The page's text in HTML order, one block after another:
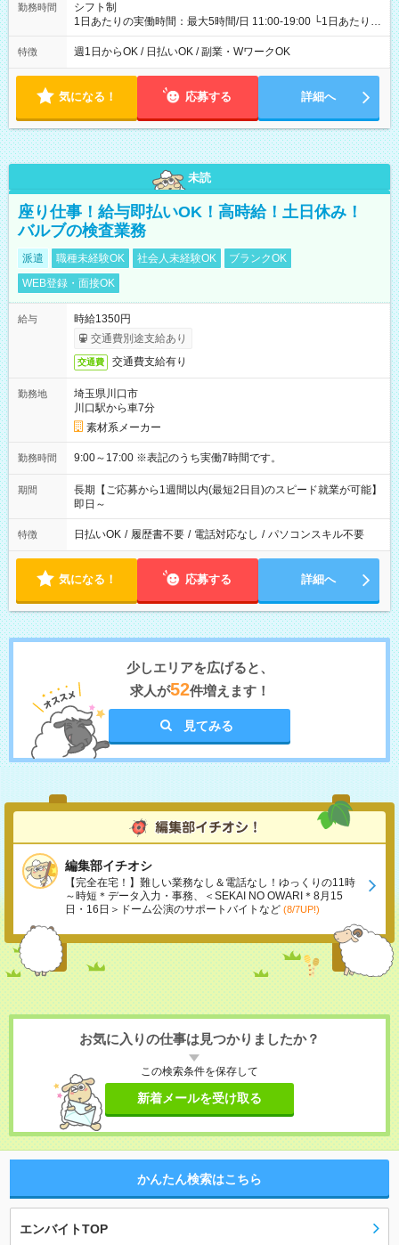
勤務時間
シフト制
1日あたりの実働時間：最大5時間/日 11:00-19:00 └1日あたりの
実働時間：1-5時間 └上記の時間帯内であれば、いつでも勤務可
能！ └平日・土曜日の中で、お好きな曜日でご勤務いただけま
18:00 などのように、自由な働き方が可能なお仕事です！
特徴 週1日からOK / 日払いOK / 副業・WワークOK
気になる！ 応募する 詳細へ
未読
座り仕事！給与即払いOK！高時給！土日休み！
バルブの検査業務
派遣 職種未経験OK 社会人未経験OK
ブランクOK
WEB登録・面接OK
給与
時給1350円
交通費別途支給あり
交通費 交通費支給有り
勤務地
埼玉県川口市
川口駅から車7分
素材系メーカー
勤務時間 9:00～17:00 ※表記のうち実働7時間です。
期間
長期【ご応募から1週間以内(最短2日目)のスピード就業が可能】
即日～
特徴 日払いOK / 履歴書不要 / 電話対応なし / パソコンスキル不要
気になる！ 応募する 詳細へ
少しエリアを広げると、
求人が52件増えます！
見てみる
編集部イチオシ
【完全在宅！】難しい業務なし＆電話なし！ゆっくりの11時
～時短＊データ入力・事務、＜SEKAI NO OWARI＊8月15
日・16日＞ドーム公演のサポートバイトなど (8/7UP!)
お気に入りの仕事は見つかりましたか？
この検索条件を保存して
新着メールを受け取る
かんたん検索はこちら
エンバイトTOP